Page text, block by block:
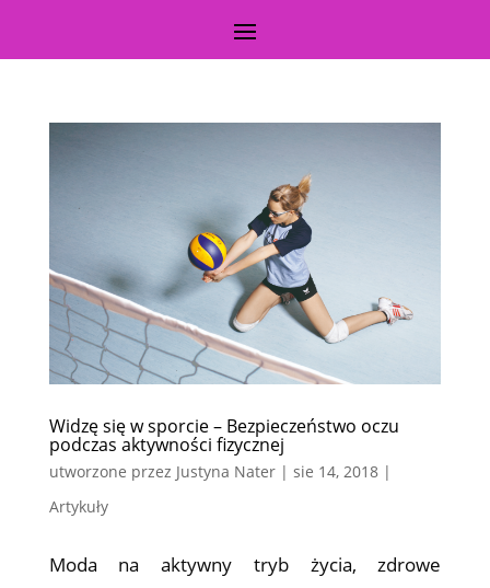
Widzę się w sporcie – Bezpieczeństwo oczu
podczas aktywności fizycznej
utworzone przez Justyna Nater| sie 14, 2018|
Artykuły
Moda na aktywny tryb życia, zdrowe